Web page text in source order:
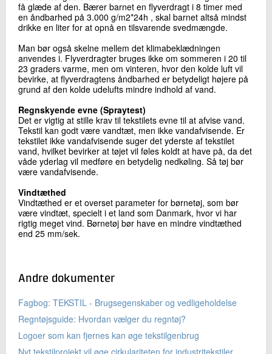
få glæde af den. Bærer barnet en flyverdragt i 8 timer med
en åndbarhed på 3.000 g/m2*24h , skal barnet altså mindst
drikke en liter for at opnå en tilsvarende svedmængde.
Man bør også skelne mellem det klimabeklædningen
anvendes i. Flyverdragter bruges ikke om sommeren i 20 til
23 graders varme, men om vinteren, hvor den kolde luft vil
bevirke, at flyverdragtens åndbarhed er betydeligt højere på
grund af den kolde udelufts mindre indhold af vand.
Regnskyende evne (Spraytest)
Det er vigtig at stille krav til tekstilets evne til at afvise vand.
Tekstil kan godt være vandtæt, men ikke vandafvisende. Er
tekstilet ikke vandafvisende suger det yderste af tekstilet
vand, hvilket bevirker at tøjet vil føles koldt at have på, da det
våde yderlag vil medføre en betydelig nedkøling. Så tøj bør
være vandafvisende.
Vindtæthed
Vindtæthed er et overset parameter for børnetøj, som bør
være vindtæt, specielt i et land som Danmark, hvor vi har
rigtig meget vind. Børnetøj bør have en mindre vindtæthed
end 25 mm/sek.
Andre dokumenter
Fagbog: TEKSTIL - Brugsegenskaber og vedligeholdelse
Regntøjsguide: Hvordan vælger du regntøj?
Logoer som kan fjernes kan øge tekstilgenbrug